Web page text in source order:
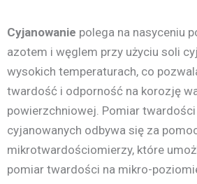
Cyjanowanie polega na nasyceniu
azotem i węglem przy użyciu soli
wysokich temperaturach, co
twardość i odporność na korozję
powierzchniowej. Pomiar
cyjanowanych odbywa się za
mikrotwardościomierzy, które
pomiar twardości na mikro-